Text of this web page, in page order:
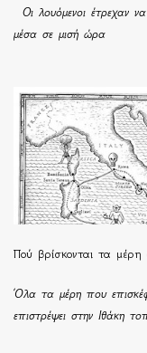
Οι λουόμενοι έτρεχαν
μέσα σε μισή ώρα
Πού βρίσκονται τα
Όλα τα μέρη που
επιστρέψει στην Ιθάκη